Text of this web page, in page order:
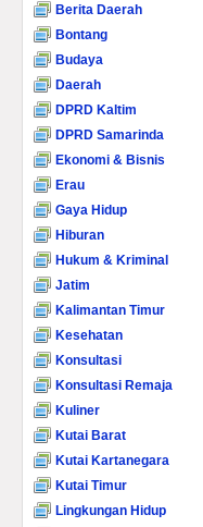
Berita Daerah
Bontang
Budaya
Daerah
DPRD Kaltim
DPRD Samarinda
Ekonomi & Bisnis
Erau
Gaya Hidup
Hiburan
Hukum & Kriminal
Jatim
Kalimantan Timur
Kesehatan
Konsultasi
Konsultasi Remaja
Kuliner
Kutai Barat
Kutai Kartanegara
Kutai Timur
Lingkungan Hidup